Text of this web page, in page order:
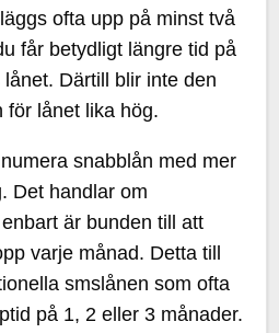
ofta upp på minst två
får betydligt längre tid på
Därtill blir inte den
för lånet lika hög.
snabblån med mer
Det handlar om
är bunden till att
varje månad. Detta till
smslånen som ofta
på 1, 2 eller 3 månader.